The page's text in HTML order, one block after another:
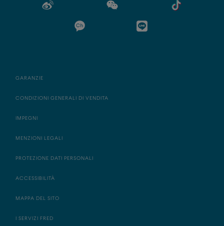
GARANZIE
CONDIZIONI GENERALI DI VENDITA
IMPEGNI
MENZIONI LEGALI
PROTEZIONE DATI PERSONALI
ACCESSIBILITÀ
MAPPA DEL SITO
I SERVIZI FRED